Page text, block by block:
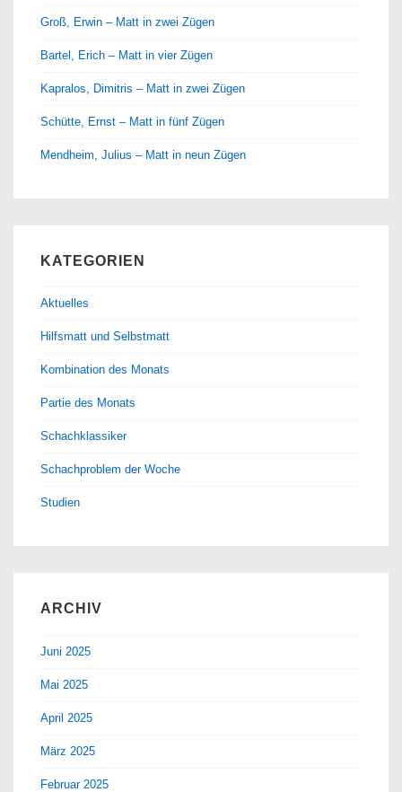
Groß, Erwin – Matt in zwei Zügen
Bartel, Erich – Matt in vier Zügen
Kapralos, Dimitris – Matt in zwei Zügen
Schütte, Ernst – Matt in fünf Zügen
Mendheim, Julius – Matt in neun Zügen
KATEGORIEN
Aktuelles
Hilfsmatt und Selbstmatt
Kombination des Monats
Partie des Monats
Schachklassiker
Schachproblem der Woche
Studien
ARCHIV
Juni 2025
Mai 2025
April 2025
März 2025
Februar 2025